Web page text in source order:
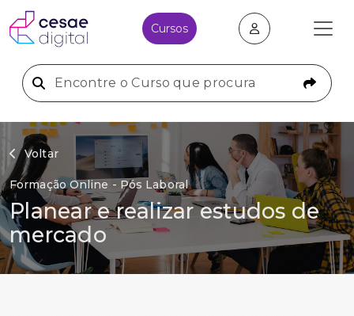
Cursos
Voltar
Formação Online - Pós Laboral
Planear e realizar estudos de
mercado